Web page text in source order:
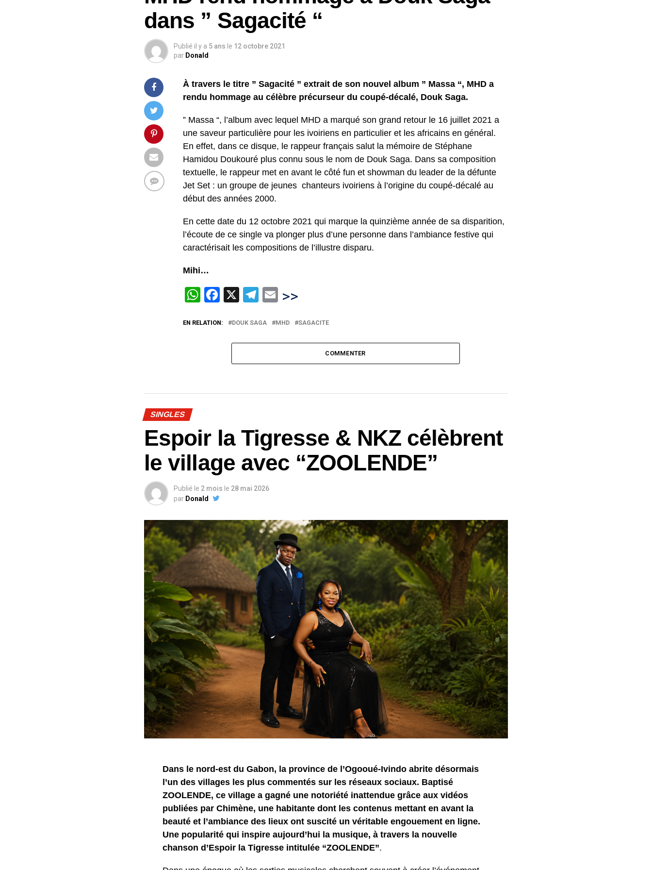
dans ” Sagacité “
Publié il y a 5 ans le 12 octobre 2021
par Donald
À travers le titre ” Sagacité ” extrait de son nouvel album ” Massa “, MHD a
rendu hommage au célèbre précurseur du coupé-décalé, Douk Saga.
” Massa “, l’album avec lequel MHD a marqué son grand retour le 16 juillet 2021 a
une saveur particulière pour les ivoiriens en particulier et les africains en général.
En effet, dans ce disque, le rappeur français salut la mémoire de Stéphane
Hamidou Doukouré plus connu sous le nom de Douk Saga. Dans sa composition
textuelle, le rappeur met en avant le côté fun et showman du leader de la défunte
Jet Set : un groupe de jeunes chanteurs ivoiriens à l’origine du coupé-décalé au
début des années 2000.
En cette date du 12 octobre 2021 qui marque la quinzième année de sa disparition,
l’écoute de ce single va plonger plus d’une personne dans l’ambiance festive qui
caractérisait les compositions de l’illustre disparu.
Mihi…
WhatsApp
Facebook
X Telegram
Email
>>
EN RELATION: DOUK SAGA MHD SAGACITE
COMMENTER
SINGLES
Espoir la Tigresse & NKZ célèbrent
le village avec “ZOOLENDE”
Publié le 2 mois le 28 mai 2026
par Donald
Dans le nord-est du Gabon, la province de l’Ogooué-Ivindo abrite désormais
l’un des villages les plus commentés sur les réseaux sociaux. Baptisé
ZOOLENDE, ce village a gagné une notoriété inattendue grâce aux vidéos
publiées par Chimène, une habitante dont les contenus mettant en avant la
beauté et l’ambiance des lieux ont suscité un véritable engouement en ligne.
Une popularité qui inspire aujourd’hui la musique, à travers la nouvelle
chanson d’Espoir la Tigresse intitulée “ZOOLENDE”.